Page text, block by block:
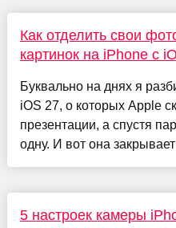
Как отделить свои
картинок на iPhone с
Буквально на днях я
iOS 27, о которых Apple
презентации, а спустя
одну. И вот она
5 настроек камеры